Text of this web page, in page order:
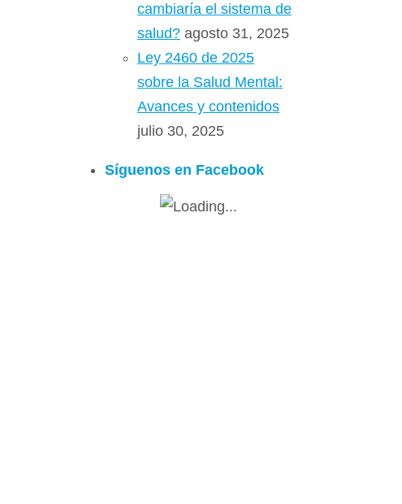
cambiaría el sistema de
salud? agosto 31, 2025
Ley 2460 de 2025
sobre la Salud Mental:
Avances y contenidos
julio 30, 2025
Síguenos en Facebook